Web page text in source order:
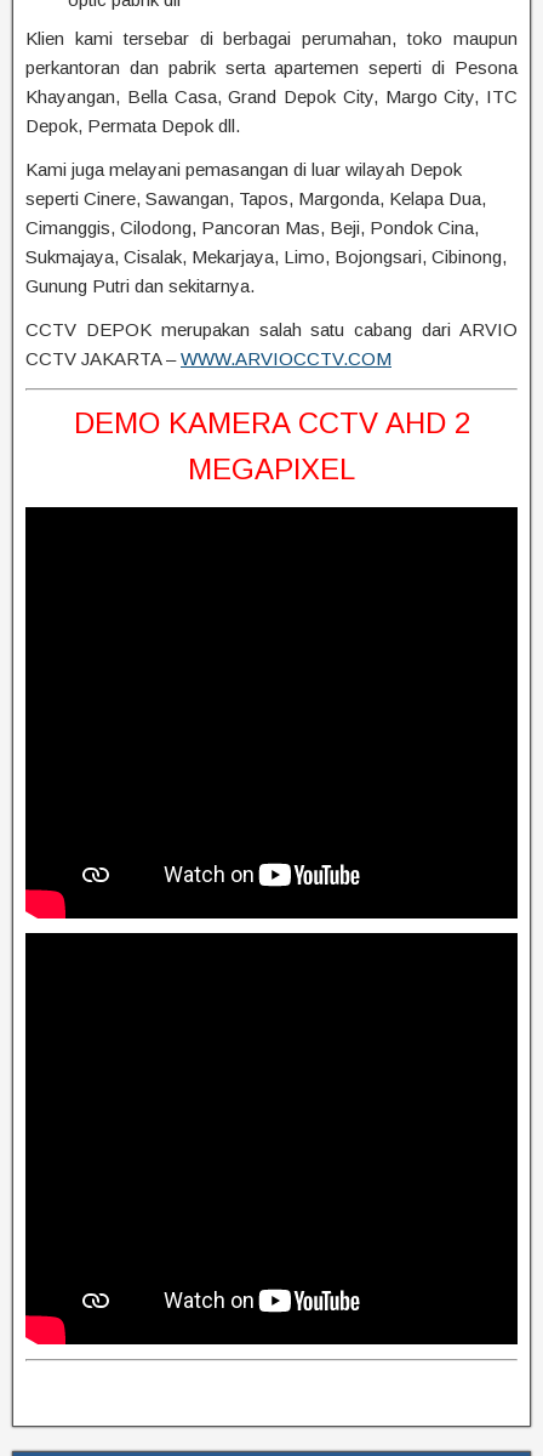
Klien kami tersebar di berbagai perumahan, toko maupun
perkantoran dan pabrik serta apartemen seperti di Pesona
Khayangan, Bella Casa, Grand Depok City, Margo City, ITC
Depok, Permata Depok dll.
Kami juga melayani pemasangan di luar wilayah Depok
seperti Cinere, Sawangan, Tapos, Margonda, Kelapa Dua,
Cimanggis, Cilodong, Pancoran Mas, Beji, Pondok Cina,
Sukmajaya, Cisalak, Mekarjaya, Limo, Bojongsari, Cibinong,
Gunung Putri dan sekitarnya.
CCTV DEPOK merupakan salah satu cabang dari ARVIO
CCTV JAKARTA –WWW.ARVIOCCTV.COM
DEMO KAMERA CCTV AHD 2
MEGAPIXEL